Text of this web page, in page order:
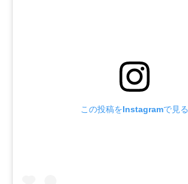
この投稿をInstagramで見る